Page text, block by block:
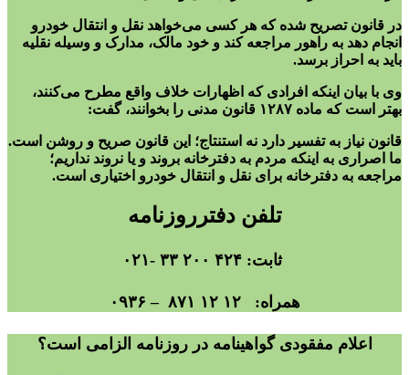
در قانون تصریح شده که هر کسی می‌خواهد نقل و انتقال خودرو
انجام دهد به راهور مراجعه کند و خود مالک، مدارک و وسیله نقلیه
باید به احراز برسد.
وی با بیان اینکه افرادی که اظهارات خلاف واقع مطرح می‌کنند،
بهتر است که ماده ۱۲۸۷ قانون مدنی را بخوانند، گفت:
قانون نیاز به تفسیر دارد نه استنتاج؛ این قانون صریح و روشن است.
ما اصراری به اینکه مردم به دفترخانه بروند و یا نروند نداریم؛
مراجعه به دفترخانه برای نقل و انتقال خودرو اختیاری است.
تلفن دفترروزنامه
ثابت: ۴۲۴ ۲۰۰ ۳۳ -۰۲۱
همراه: ۱۲ ۱۲ ۸۷۱ – ۰۹۳۶
اعلام مفقودی گواهینامه در روزنامه الزامی است؟